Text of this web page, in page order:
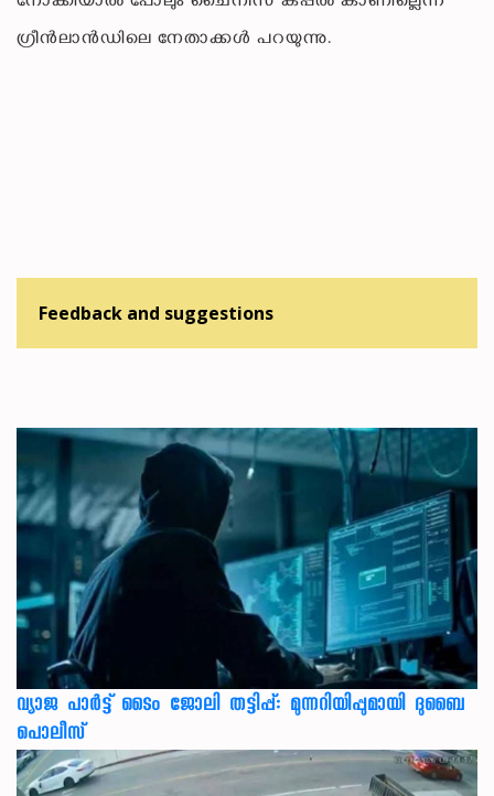
ഗ്രീന്‍ലാന്‍ഡിലെ നേതാക്കള്‍ പറയുന്നു.
Feedback and suggestions
വ്യാജ പാർട്ട് ടൈം ജോലി തട്ടിപ്പ്: മുന്നറിയിപ്പുമായി ദുബൈ
പൊലീസ്